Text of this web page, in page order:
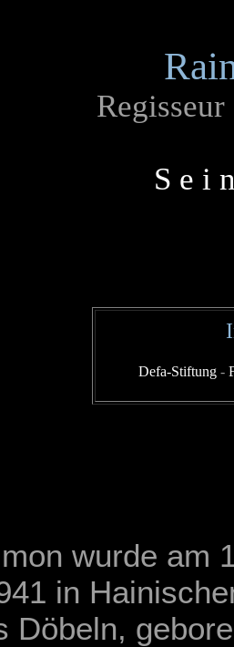
S e i
Defa-Stiftung -
wurde am
in
Döbeln,